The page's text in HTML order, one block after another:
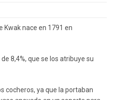
Kwak nace en 1791 en
8,4%, que se los atribuye su
cocheros, ya que la portaban